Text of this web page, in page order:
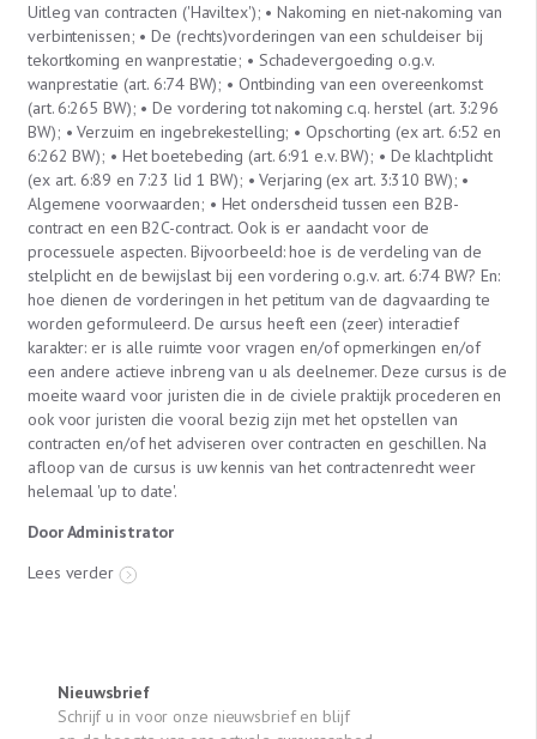
Uitleg van contracten ('Haviltex'); • Nakoming en niet-nakoming van
verbintenissen; • De (rechts)vorderingen van een schuldeiser bij
tekortkoming en wanprestatie; • Schadevergoeding o.g.v.
wanprestatie (art. 6:74 BW); • Ontbinding van een overeenkomst
(art. 6:265 BW); • De vordering tot nakoming c.q. herstel (art. 3:296
BW); • Verzuim en ingebrekestelling; • Opschorting (ex art. 6:52 en
6:262 BW); • Het boetebeding (art. 6:91 e.v. BW); • De klachtplicht
(ex art. 6:89 en 7:23 lid 1 BW); • Verjaring (ex art. 3:310 BW); •
Algemene voorwaarden; • Het onderscheid tussen een B2B-
contract en een B2C-contract. Ook is er aandacht voor de
processuele aspecten. Bijvoorbeeld: hoe is de verdeling van de
stelplicht en de bewijslast bij een vordering o.g.v. art. 6:74 BW? En:
hoe dienen de vorderingen in het petitum van de dagvaarding te
worden geformuleerd. De cursus heeft een (zeer) interactief
karakter: er is alle ruimte voor vragen en/of opmerkingen en/of
een andere actieve inbreng van u als deelnemer. Deze cursus is de
moeite waard voor juristen die in de civiele praktijk procederen en
ook voor juristen die vooral bezig zijn met het opstellen van
contracten en/of het adviseren over contracten en geschillen. Na
afloop van de cursus is uw kennis van het contractenrecht weer
helemaal 'up to date'.
Door Administrator
Lees verder
Nieuwsbrief
Schrijf u in voor onze nieuwsbrief en blijf